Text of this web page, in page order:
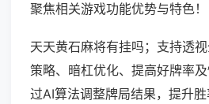
聚焦相关游戏功能优势与特色！
天天黄石麻将有挂吗；支持透
策略、暗杠优化、提高好牌率
过AI算法调整牌局结果，提升胜